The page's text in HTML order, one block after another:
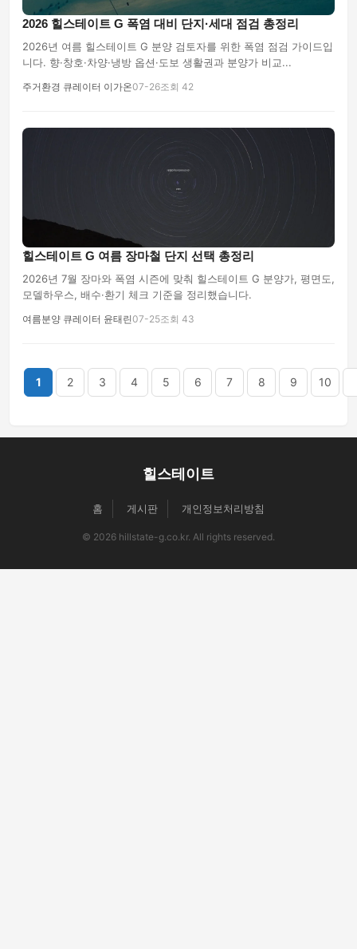
2026 힐스테이트 G 폭염 대비 단지·세대 점검 총정리
2026년 여름 힐스테이트 G 분양 검토자를 위한 폭염 점검 가이드입
니다. 향·창호·차양·냉방 옵션·도보 생활권과 분양가 비교...
주거환경 큐레이터 이가온07-26조회 42
힐스테이트 G 여름 장마철 단지 선택 총정리
2026년 7월 장마와 폭염 시즌에 맞춰 힐스테이트 G 분양가, 평면도,
모델하우스, 배수·환기 체크 기준을 정리했습니다.
여름분양 큐레이터 윤태린07-25조회 43
1 2 3 4 5 6 7 8 9 10
힐스테이트
홈 게시판 개인정보처리방침
© 2026 hillstate-g.co.kr. All rights reserved.